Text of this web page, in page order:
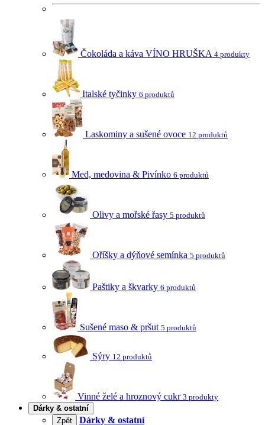
Čokoláda a káva VÍNO HRUŠKA 4 produkty
Italské tyčinky 6 produktů
Laskominy a sušené ovoce 12 produktů
Med, medovina & Pivínko 6 produktů
Olivy a mořské řasy 5 produktů
Oříšky a dýňové semínka 5 produktů
Paštiky a škvarky 6 produktů
Sušené maso & pršut 5 produktů
Sýry 12 produktů
Vinné želé a hroznový cukr 3 produkty
Dárky & ostatní
Zpět
Dárky & ostatní